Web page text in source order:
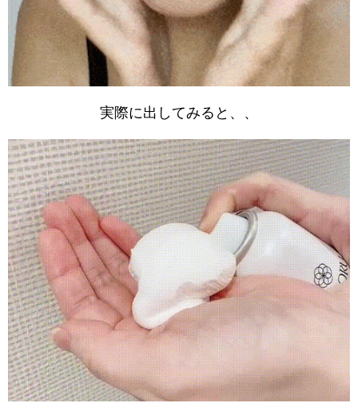
実際に出してみると、、